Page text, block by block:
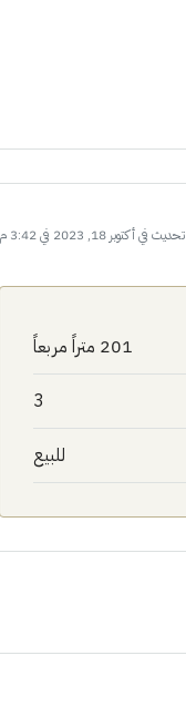
تحديث في أكتوبر 18, 2023 في 3:42 م
201 متراً مربعاً
3
للبيع